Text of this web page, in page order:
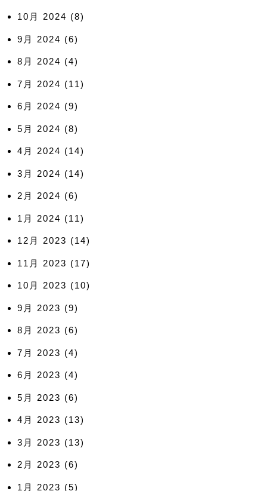
10月 2024 (8)
9月 2024 (6)
8月 2024 (4)
7月 2024 (11)
6月 2024 (9)
5月 2024 (8)
4月 2024 (14)
3月 2024 (14)
2月 2024 (6)
1月 2024 (11)
12月 2023 (14)
11月 2023 (17)
10月 2023 (10)
9月 2023 (9)
8月 2023 (6)
7月 2023 (4)
6月 2023 (4)
5月 2023 (6)
4月 2023 (13)
3月 2023 (13)
2月 2023 (6)
1月 2023 (5)